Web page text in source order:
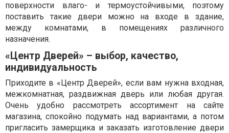
поверхности влаго- и термоустойчивыми, поэтому
поставить такие двери можно на входе в здание,
между комнатами, в помещениях различного
назначения.
«Центр Дверей» – выбор, качество,
индивидуальность
Приходите в «Центр Дверей», если вам нужна входная,
межкомнатная, раздвижная дверь или любая другая.
Очень удобно рассмотреть ассортимент на сайте
магазина, спокойно подумать над вариантами, а потом
пригласить замерщика и заказать изготовление двери